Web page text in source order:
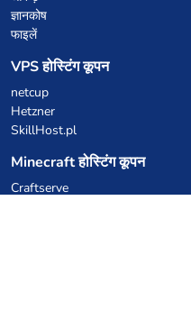
ज्ञानकोष
फाइलें
VPS होस्टिंग कूपन
netcup
Hetzner
SkillHost.pl
Minecraft होस्टिंग कूपन
Craftserve